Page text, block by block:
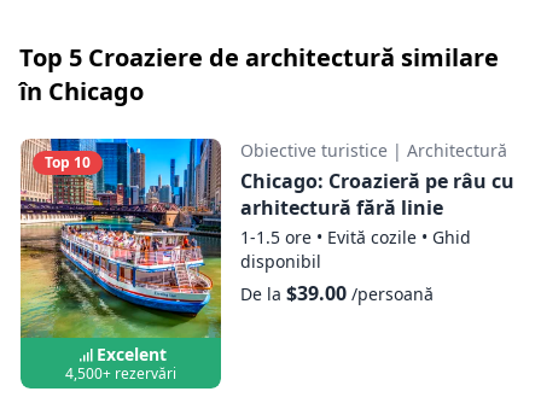
- Toate bagajele sunt supuse unei
percheziții de securitate
Top 5 Croaziere de architectură similare
în Chicago
Top 10
Excelent
4,500+ rezervări
Obiective turistice | Architectură
Chicago: Croazieră pe râu cu
arhitectură fără linie
1-1.5 ore • Evită cozile • Ghid
disponibil
De la $39.00/persoană